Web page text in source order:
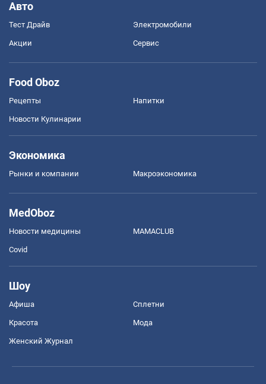
Авто
Тест Драйв Электромобили
Акции Сервис
Food Oboz
Рецепты Напитки
Новости Кулинарии
Экономика
Рынки и компании Mакроэкономика
MedOboz
Новости медицины MAMACLUB
Covid
Шоу
Афиша Сплетни
Красота Мода
Женский Журнал